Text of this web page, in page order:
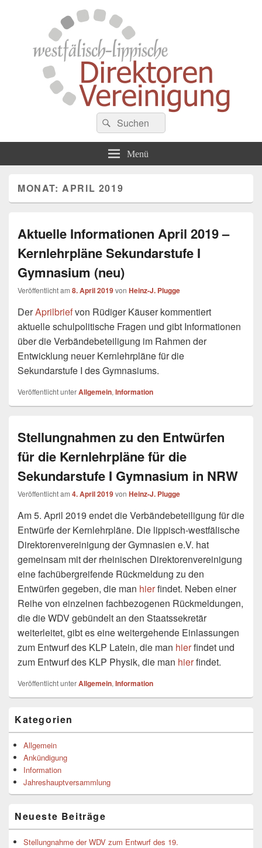
Westfälisch-Lippische
Direktorenvereinigung
Zusammenschluss von Schulleiterinnen und Schulleitern der Gymnasien in
Westfalen
Suche
nach:
Suchen
Menü
MONAT:APRIL 2019
Aktuelle Informationen April 2019 –
Kernlehrpläne Sekundarstufe I
Gymnasium (neu)
Veröffentlicht am 8. April 2019von Heinz-J. Plugge
DerAprilbriefvon Rüdiger Käuser kommentiert
aktuelle schulpolitische Fragen und gibt Informationen
über die Verbändebeteiligung im Rahmen der
Entwicklung neuer Kernlehrpläne für die
Sekundarstufe I des Gymnasiums.
Veröffentlicht unterAllgemein, Information
Stellungnahmen zu den Entwürfen
für die Kernlehrpläne für die
Sekundarstufe I Gymnasium in NRW
Veröffentlicht am 4. April 2019von Heinz-J. Plugge
Am 5. April 2019 endet die Verbändebeteiligung für die
Entwürfe der Kernlehrpläne. Die lippisch-westfälische
Direktorenvereinigung der Gymnasien e.V. hat
gemeinsam mit der rheinischen Direktorenvereinigung
eine fachübergreifende Rückmeldung zu den
Entwürfen gegeben, die man hierfindet. Neben einer
Reihe von einzelnen fachbezogenen Rückmeldungen,
die die WDV gebündelt an den Staatssekretär
weiterleitet, gibt es eine weitergehende Einlassungen
zum Entwurf des KLP Latein, die man hierfindet und
zum Entwurf des KLP Physik, die man hierfindet.
Veröffentlicht unterAllgemein, Information
Seitenleisten-
Widgetbereich
Kategorien
Allgemein
Ankündigung
Information
Jahreshauptversammlung
Neueste Beiträge
Stellungnahme der WDV zum Entwurf des 19.